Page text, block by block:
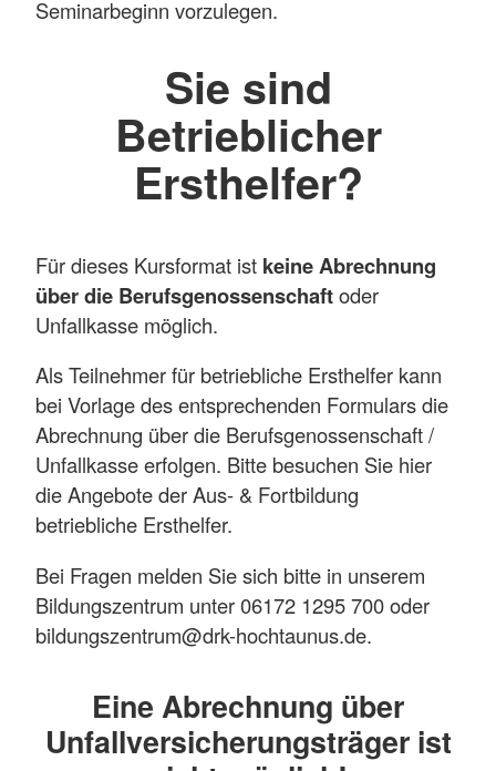
Seminarbeginn vorzulegen.
Sie sind
Betrieblicher
Ersthelfer?
Für dieses Kursformat ist keine Abrechnung
über die Berufsgenossenschaftoder
Unfallkasse möglich.
Als Teilnehmer für betriebliche Ersthelfer kann
bei Vorlage des entsprechenden Formulars die
Abrechnung über die Berufsgenossenschaft /
Unfallkasse erfolgen. Bitte besuchen Sie hier
die Angebote der Aus- & Fortbildung
betriebliche Ersthelfer.
Bei Fragen melden Sie sich bitte in unserem
Bildungszentrum unter 06172 1295 700 oder
bildungszentrum@drk-hochtaunus.de.
Eine Abrechnung über
Unfallversicherungsträger ist